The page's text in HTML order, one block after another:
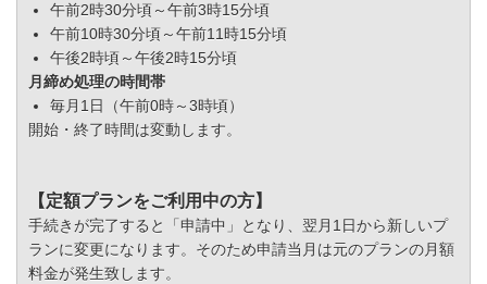
午前2時30分頃～午前3時15分頃
午前10時30分頃～午前11時15分頃
午後2時頃～午後2時15分頃
月締め処理の時間帯
毎月1日（午前0時～3時頃）
開始・終了時間は変動します。
【定額プランをご利用中の方】
手続きが完了すると「申請中」となり、翌月1日から新しいプ
ランに変更になります。そのため申請当月は元のプランの月額
料金が発生致します。